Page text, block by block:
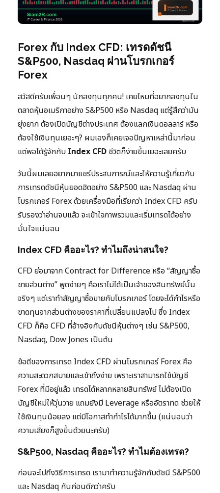
Forex กับ Index CFD: เทรดดัชนี
S&P500, Nasdaq ผ่านโบรกเกอร์
Forex
สวัสดีครับเพื่อนๆ นักลงทุนทุกคน! เคยไหมที่อยากลงทุนใน
ตลาดหุ้นอเมริกาอย่าง S&P500 หรือ Nasdaq แต่รู้สึกว่ามัน
ยุ่งยาก ต้องเปิดบัญชีต่างประเทศ ต้องแลกเงินดอลลาร์ หรือ
ต้องใช้เงินทุนเยอะๆ? ผมเองก็เคยเจอปัญหาเหล่านี้มาก่อน
แต่พอได้รู้จักกับ Index CFD ชีวิตก็ง่ายขึ้นเยอะเลยครับ
วันนี้ผมเลยอยากมาแชร์ประสบการณ์และให้ความรู้เกี่ยวกับ
การเทรดดัชนีหุ้นยอดฮิตอย่าง S&P500 และ Nasdaq ผ่าน
โบรกเกอร์ Forex ด้วยเครื่องมือที่เรียกว่า Index CFD ครับ
รับรองว่าอ่านจบแล้ว จะเข้าใจภาพรวมและเริ่มเทรดได้อย่าง
มั่นใจแน่นอน
Index CFD คืออะไร? ทำไมถึงน่าสนใจ?
CFD ย่อมาจาก Contract for Difference หรือ “สัญญาซื้อ
ขายส่วนต่าง” พูดง่ายๆ คือเราไม่ได้เป็นเจ้าของสินทรัพย์นั้น
จริงๆ แต่เราทำสัญญาซื้อขายกับโบรกเกอร์ โดยจะได้กำไรหรือ
ขาดทุนจากส่วนต่างของราคาที่เปลี่ยนแปลงไป ซึ่ง Index
CFD ก็คือ CFD ที่อ้างอิงกับดัชนีหุ้นต่างๆ เช่น S&P500,
Nasdaq, Dow Jones เป็นต้น
ข้อดีของการเทรด Index CFD ผ่านโบรกเกอร์ Forex คือ
ความสะดวกสบายและเข้าถึงง่าย เพราะเราสามารถใช้บัญชี
Forex ที่มีอยู่แล้ว เทรดได้หลากหลายสินทรัพย์ ไม่ต้องเปิด
บัญชีใหม่ให้วุ่นวาย แถมยังมี Leverage หรืออัตราทด ช่วยให้
ใช้เงินทุนน้อยลง แต่มีโอกาสทำกำไรได้มากขึ้น (แน่นอนว่า
ความเสี่ยงก็สูงขึ้นด้วยนะครับ)
S&P500, Nasdaq คืออะไร? ทำไมต้องเทรด?
ก่อนจะไปถึงวิธีการเทรด เรามาทำความรู้จักกับดัชนี S&P500
และ Nasdaq กันก่อนดีกว่าครับ